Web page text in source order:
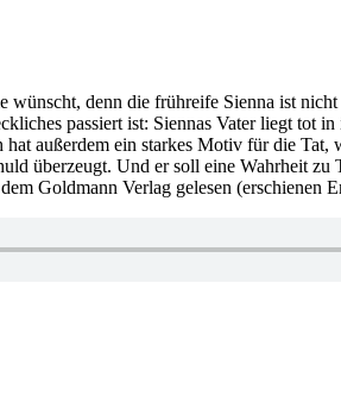
wünscht, denn die frühreife Sienna ist
passiert ist: Siennas Vater liegt tot
außerdem ein starkes Motiv für die Tat,
überzeugt. Und er soll eine Wahrheit zu
Goldmann Verlag gelesen (erschienen